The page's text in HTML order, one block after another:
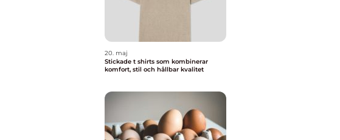
20. maj
Stickade t shirts som kombinerar
komfort, stil och hållbar kvalitet